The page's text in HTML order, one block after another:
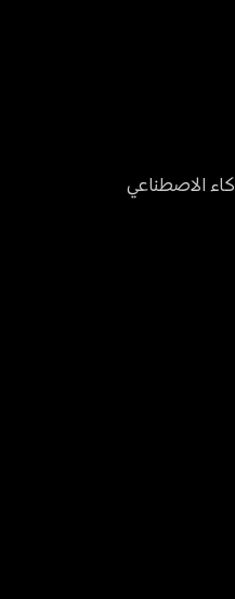
الاصطناعي